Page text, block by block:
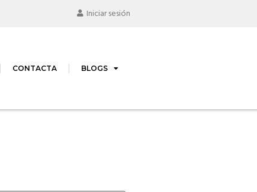
Iniciar sesión
CONTACTA BLOGS